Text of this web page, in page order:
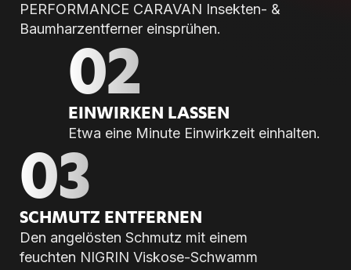
PERFORMANCE CARAVAN Insekten- &
Baumharzentferner einsprühen.
02
EIN­WIR­KEN LAS­SEN
Etwa eine Minute Einwirkzeit einhalten.
03
SCHMUTZ ENT­FER­NEN
Den angelösten Schmutz mit einem
feuchten NIGRIN Viskose-Schwamm